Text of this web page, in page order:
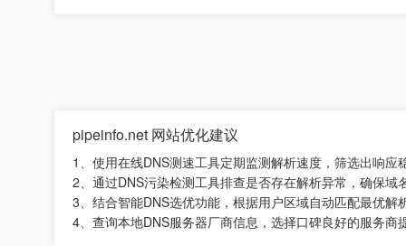
pipeinfo.net 网站优化建议
1、使用在线DNS测速工具定期监测解析速度，筛选出响应
2、通过DNS污染检测工具排查是否存在解析异常，确保域
3、结合智能DNS选优功能，根据用户区域自动匹配最优解
4、查询本地DNS服务器厂商信息，选择口碑良好的服务商